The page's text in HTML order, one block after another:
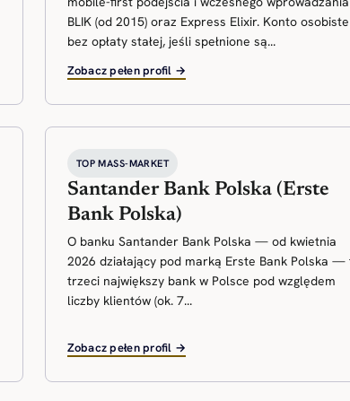
BLIK (od 2015) oraz Express Elixir. Konto osobiste
bez opłaty stałej, jeśli spełnione są...
Zobacz pełen profil →
TOP MASS-MARKET
Santander Bank Polska (Erste
Bank Polska)
O banku Santander Bank Polska — od kwietnia
2026 działający pod marką Erste Bank Polska —
trzeci największy bank w Polsce pod względem
liczby klientów (ok. 7...
Zobacz pełen profil →